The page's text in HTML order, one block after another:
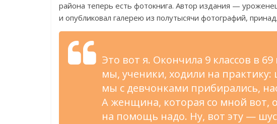
района теперь есть фотокнига. Автор издания —
и опубликовал галерею из полутысячи фотографий,
Это вот я. Окончила 9 классов в 69
мы, ученики, ходили на практику:
мы с девчонками прибирались,
Аженщина, которая со мной вот,
на помощь надо. Ну, вот эту —